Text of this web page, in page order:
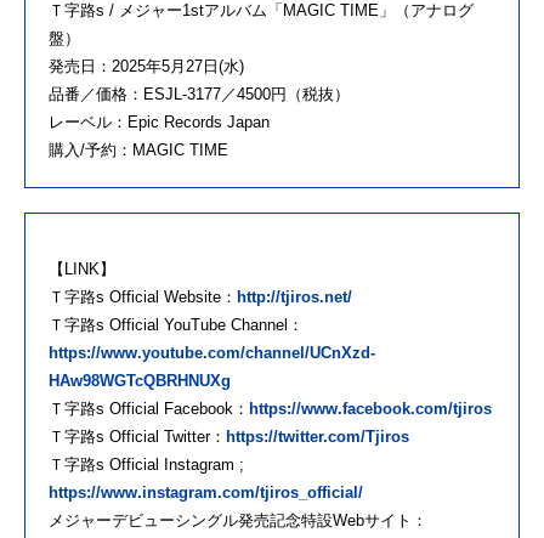
Ｔ字路s / メジャー1stアルバム「MAGIC TIME」（アナログ
盤）
発売日：2025年5月27日(水)
品番／価格：ESJL-3177／4500円（税抜）
レーベル：Epic Records Japan
購入/予約：MAGIC TIME
【LINK】
Ｔ字路s Official Website： http://tjiros.net/
Ｔ字路s Official YouTube Channel：
https://www.youtube.com/channel/UCnXzd-
HAw98WGTcQBRHNUXg
Ｔ字路s Official Facebook： https://www.facebook.com/tjiros
Ｔ字路s Official Twitter： https://twitter.com/Tjiros
Ｔ字路s Official Instagram ;
https://www.instagram.com/tjiros_official/
メジャーデビューシングル発売記念特設Webサイト：